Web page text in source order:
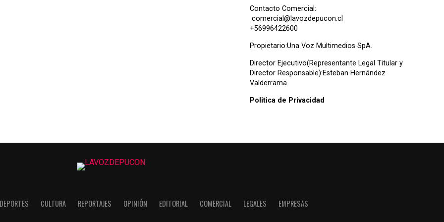
Contacto Comercial:
comercial@lavozdepucon.cl
+56996422600
Propietario:Una Voz Multimedios SpA.
Director Ejecutivo(Representante Legal Titular y
Director Responsable):Esteban Hernández
Valderrama
Politica de Privacidad
DEPORTES CULTURA REPORTAJES OPINIÓN EDITORIAL COMERCIAL LEGALES EMPRESAS